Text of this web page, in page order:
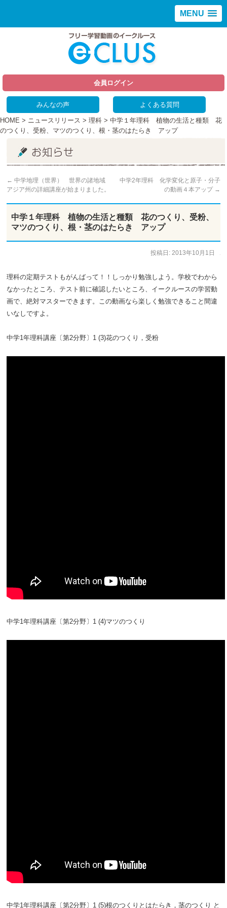
MENU
会員ログイン
みんなの声 よくある質問
HOME > ニュースリリース > 理科 > 中学１年理科 植物の生活と種類 花
のつくり、受粉、マツのつくり、根・茎のはたらき アップ
← 中学地理（世界） 世界の諸地域
アジア州の詳細講座が始まりました。
中学2年理科 化学変化と原子・分子
の動画４本アップ →
中学１年理科 植物の生活と種類 花のつくり、受粉、
マツのつくり、根・茎のはたらき アップ
投稿日: 2013年10月1日
理科の定期テストもがんばって！！しっかり勉強しよう。学校でわから
なかったところ、テスト前に確認したいところ、イークルースの学習動
画で、絶対マスターできます。この動画なら楽しく勉強できること間違
いなしですよ。
中学1年理科講座〔第2分野〕1 (3)花のつくり，受粉
中学1年理科講座〔第2分野〕1 (4)マツのつくり
中学1年理科講座〔第2分野〕1 (5)根のつくりとはたらき，茎のつくり と